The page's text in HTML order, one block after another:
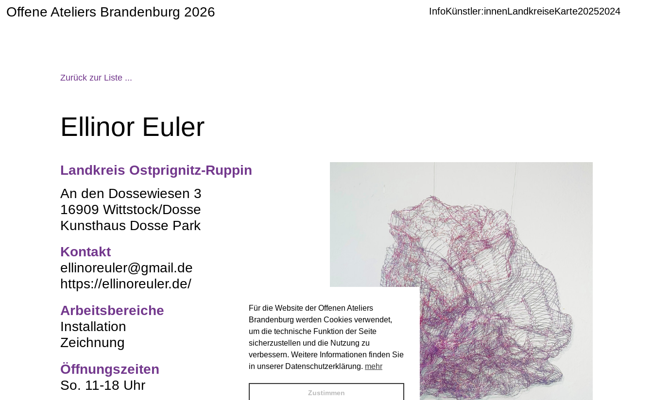
Offene Ateliers Brandenburg 2026 InfoKünstler:innenLandkreiseKarte20252024
Zurück zur Liste ...
Ellinor Euler
Landkreis Ostprignitz-Ruppin
An den Dossewiesen 3
16909 Wittstock/Dosse
Kunsthaus Dosse Park
Kontakt
ellinoreuler@gmail.de
https://ellinoreuler.de/
Arbeitsbereiche
Installation
Zeichnung
Öffnungszeiten
So. 11-18 Uhr
Für die Website der Offenen Ateliers
Brandenburg werden Cookies verwendet,
um die technische Funktion der Seite
sicherzustellen und die Nutzung zu
verbessern. Weitere Informationen finden Sie
in unserer Datenschutzerklärung. mehr
Zustimmen